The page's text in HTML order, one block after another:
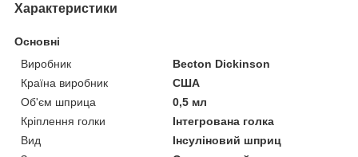
Характеристики
Основні
Виробник
Becton Dickinson
Країна виробник
США
Об'єм шприца
0,5 мл
Кріплення голки
Інтегрована голка
Вид
Інсуліновий шприц